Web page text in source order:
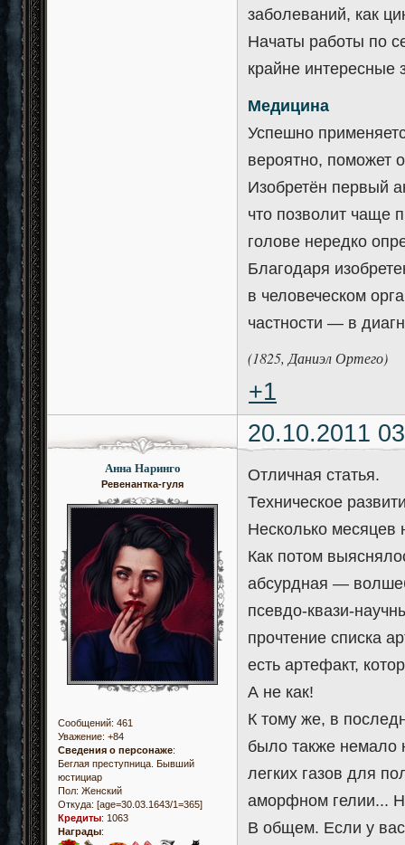
заболеваний, как
Начаты работы по
крайне интересные
Медицина
Успешно
вероятно, поможет
Изобретён первый
что позволит чаще
голове нередко
Благодаря
в человеческом
частности — в
(1825, Даниэл Ортего)
+1
20.10.2011
Анна Наринго
Ревенантка-гуля
Сообщений: 461
Уважение: +84
Сведения о персонаже:
Беглая преступница. Бывший
юстициар
Пол: Женский
Откуда: [age=30.03.1643/1=365]
Кредиты: 1063
Награды:
Отличная статья.
Техническое
Несколько месяцев
Как потом
абсурдная —
псевдо-квази-
прочтение списка
есть артефакт,
А не как!
К тому же, в
было также немало
легких газов для
аморфном гелии...
В общем. Если у вас